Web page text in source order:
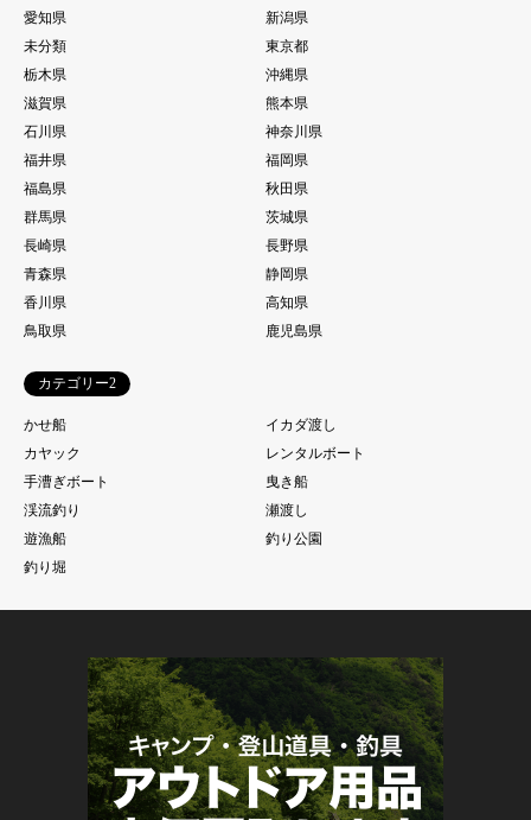
愛知県
新潟県
未分類
東京都
栃木県
沖縄県
滋賀県
熊本県
石川県
神奈川県
福井県
福岡県
福島県
秋田県
群馬県
茨城県
長崎県
長野県
青森県
静岡県
香川県
高知県
鳥取県
鹿児島県
カテゴリー2
かせ船
イカダ渡し
カヤック
レンタルボート
手漕ぎボート
曳き船
渓流釣り
瀬渡し
遊漁船
釣り公園
釣り堀